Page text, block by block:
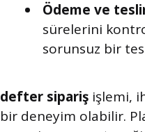
Ödeme ve
sürelerini
sorunsuz bir
defter sipariş işlemi,
bir deneyim olabilir.